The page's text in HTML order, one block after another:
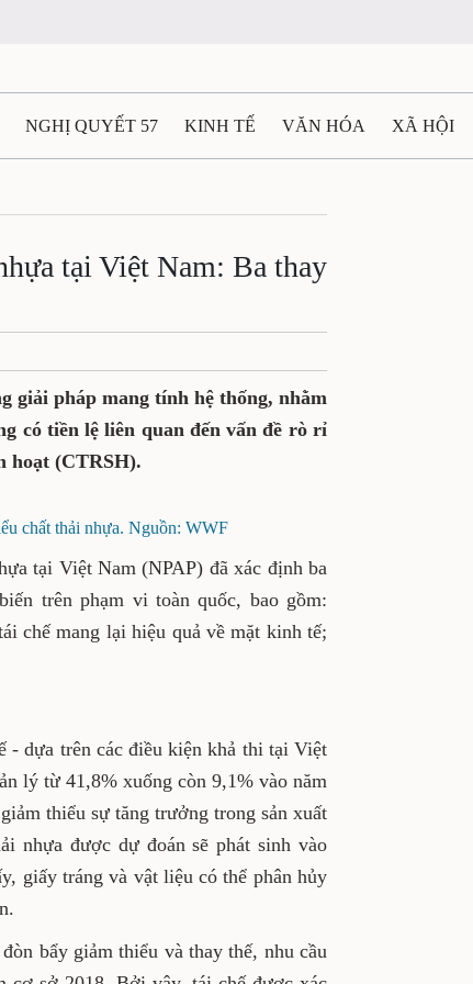
NGHỊ QUYẾT 57 KINH TẾ VĂN HÓA XÃ HỘI
MÔI TRƯỜNG THỂ THAO THÔNG TIN - QUẢNG CÁO
tại Việt Nam: Ba thay
giải pháp mang tính hệ thống, nhằm
có tiền lệ liên quan đến vấn đề rò rỉ
hoạt (CTRSH).
chất thải nhựa. Nguồn: WWF
tại Việt Nam (NPAP) đã xác định ba
trên phạm vi toàn quốc, bao gồm:
chế mang lại hiệu quả về mặt kinh tế;
- dựa trên các điều kiện khả thi tại Việt
lý từ 41,8% xuống còn 9,1% vào năm
thiểu sự tăng trưởng trong sản xuất
nhựa được dự đoán sẽ phát sinh vào
giấy tráng và vật liệu có thể phân hủy
bẩy giảm thiểu và thay thế, nhu cầu